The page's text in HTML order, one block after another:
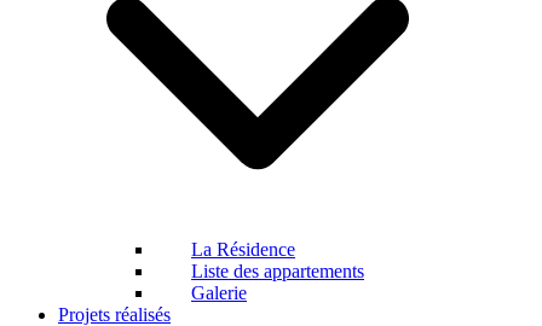
La Résidence
Liste des appartements
Galerie
Projets réalisés